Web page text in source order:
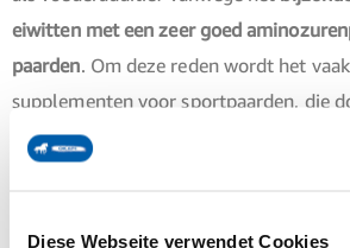
Diese Webseite verwendet Cookies
eiwitten met een zeer goed
paarden. Om deze reden wordt het
supplementen voor sportpaarden, die
spieropbouw
een verhoogde behoefte